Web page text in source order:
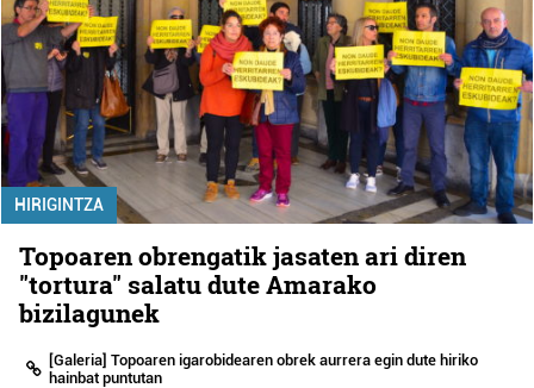
HIRIGINTZA
Topoaren obrengatik jasaten ari diren
"tortura" salatu dute Amarako
bizilagunek
[Galeria] Topoaren igarobidearen obrek aurrera egin dute hiriko
hainbat puntutan